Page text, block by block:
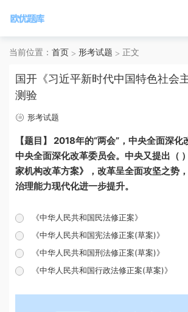
当前位置： 首页 形考试题 正文
国开《习近平新时代中国特色社会
测验
形考试题
【题目】 2018年的“两会”，中央全面深
中央全面深化改革委员会。中央又提出（
家机构改革方案》，改革呈全面攻坚之势
治理能力现代化进一步提升。
《中华人民共和国民法修正案》
《中华人民共和国宪法修正案(草案)》
《中华人民共和国刑法修正案(草案)》
《中华人民共和国行政法修正案(草案)》